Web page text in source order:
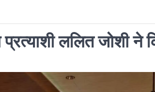
प्रत्याशी ललित जोशी